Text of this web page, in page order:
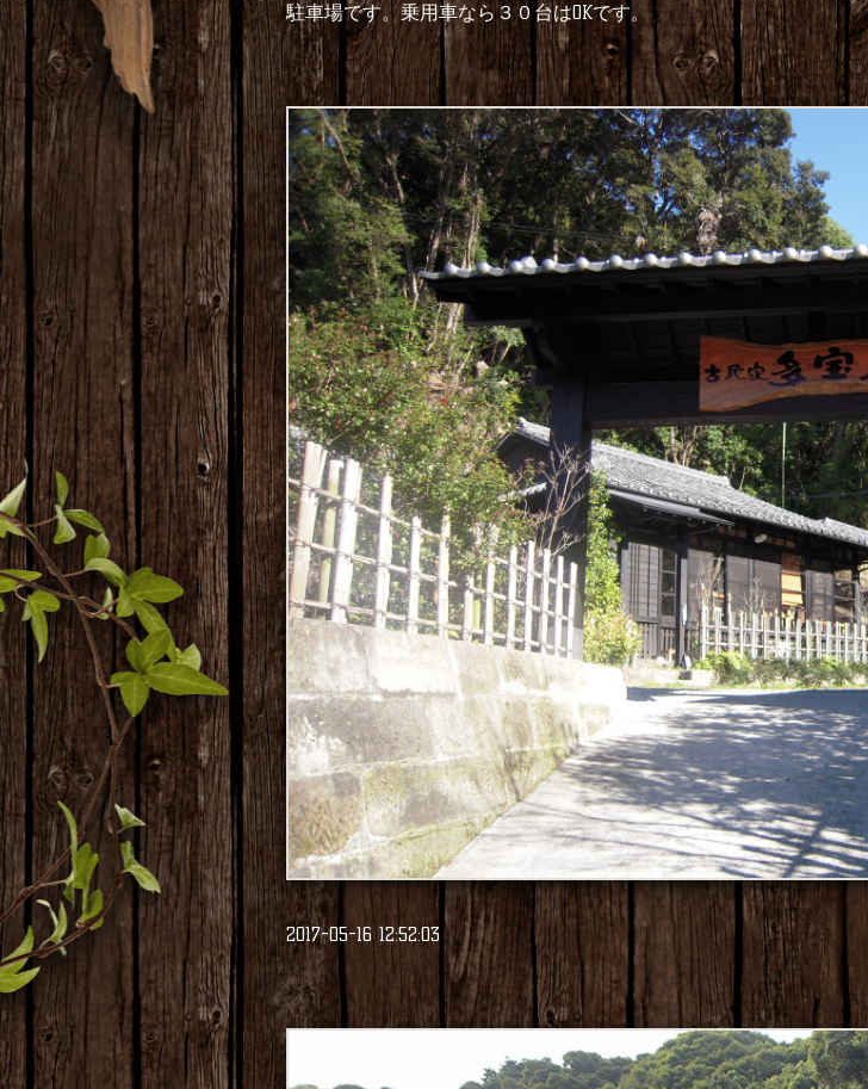
駐車場です。乗用車なら３０台はOKです。
2017-05-16 12:52:03